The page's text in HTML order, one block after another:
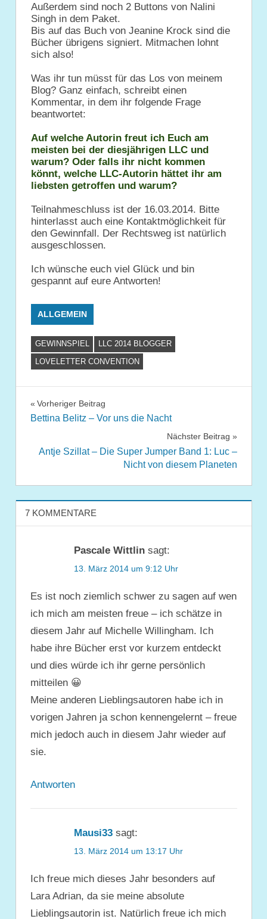
Außerdem sind noch 2 Buttons von Nalini
Singh in dem Paket.
Bis auf das Buch von Jeanine Krock sind die
Bücher übrigens signiert. Mitmachen lohnt
sich also!
Was ihr tun müsst für das Los von meinem
Blog? Ganz einfach, schreibt einen
Kommentar, in dem ihr folgende Frage
beantwortet:
Auf welche Autorin freut ich Euch am
meisten bei der diesjährigen LLC und
warum? Oder falls ihr nicht kommen
könnt, welche LLC-Autorin hättet ihr am
liebsten getroffen und warum?
Teilnahmeschluss ist der 16.03.2014. Bitte
hinterlasst auch eine Kontaktmöglichkeit für
den Gewinnfall. Der Rechtsweg ist natürlich
ausgeschlossen.
Ich wünsche euch viel Glück und bin
gespannt auf eure Antworten!
ALLGEMEIN
GEWINNSPIEL
LLC 2014 BLOGGER
LOVELETTER CONVENTION
Beitragsnavigation
Vorheriger Beitrag
Bettina Belitz – Vor uns die Nacht
Nächster Beitrag
Antje Szillat – Die Super Jumper Band 1: Luc –
Nicht von diesem Planeten
7 KOMMENTARE
Pascale Wittlin sagt:
13. März 2014 um 9:12 Uhr
Es ist noch ziemlich schwer zu sagen auf wen
ich mich am meisten freue – ich schätze in
diesem Jahr auf Michelle Willingham. Ich
habe ihre Bücher erst vor kurzem entdeckt
und dies würde ich ihr gerne persönlich
mitteilen 😀
Meine anderen Lieblingsautoren habe ich in
vorigen Jahren ja schon kennengelernt – freue
mich jedoch auch in diesem Jahr wieder auf
sie.
Antworten
Mausi33 sagt:
13. März 2014 um 13:17 Uhr
Ich freue mich dieses Jahr besonders auf
Lara Adrian, da sie meine absolute
Lieblingsautorin ist. Natürlich freue ich mich